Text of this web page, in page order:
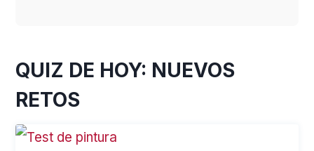
QUIZ DE HOY: NUEVOS
RETOS